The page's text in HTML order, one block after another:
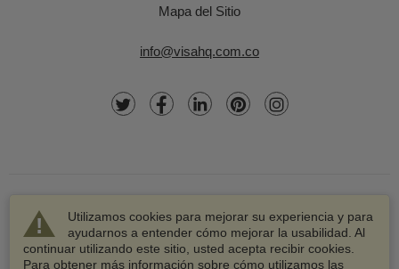
Utilizamos cookies para mejorar su experiencia y para
ayudarnos a entender cómo mejorar la usabilidad. Al
continuar utilizando este sitio, usted acepta recibir cookies.
Para obtener más información sobre cómo utilizamos las
Mapa del Sitio
info@visahq.com.co
© 2003-2026 VisaHQ.com, Inc. Todos los derechos